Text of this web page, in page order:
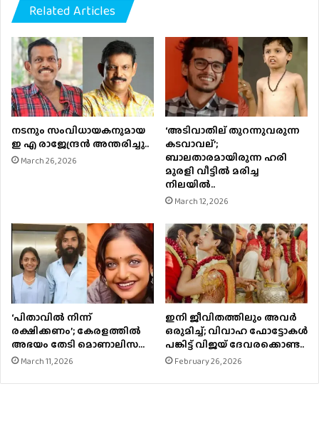
Related Articles
നടനും സംവിധായകനുമായ
ഇ എ രാജേന്ദ്രന്‍ അന്തരിച്ചു..
March 26, 2026
‘അടിവാതില് തുറന്നുവരുന്ന
കടവാവല്’;
ബാലതാരമായിരുന്ന ഹരി
മുരളി വീട്ടില്‍ മരിച്ച
നിലയില്‍..
March 12, 2026
‘പിതാവില്‍ നിന്ന്
രക്ഷിക്കണം’; കേരളത്തിൽ
അഭയം തേടി മൊണാലിസ…
March 11, 2026
ഇനി ജീവിതത്തിലും അവർ
ഒരുമിച്ച്; വിവാഹ ഫോട്ടോകൾ
പങ്കിട്ട് വിജയ് ദേവരക്കൊണ്ട..
February 26, 2026